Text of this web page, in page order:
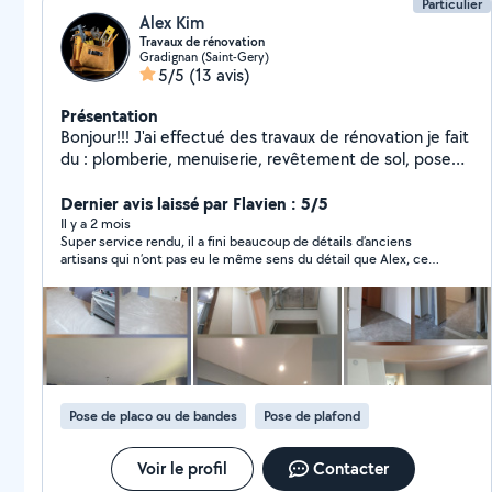
Particulier
Alex Kim
Travaux de rénovation
Gradignan (Saint-Gery)
5/5 (13 avis)
Présentation
Bonjour!!! J'ai effectué des travaux de rénovation je fait
du : plomberie, menuiserie, revêtement de sol, pose
peinture, électricité domestique, montage de
meubles, installation de cuisines...
Dernier avis laissé par Flavien : 5/5
Il y a 2 mois
Super service rendu, il a fini beaucoup de détails d’anciens
artisans qui n’ont pas eu le même sens du détail que Alex, ce
Pose de placo ou de bandes Pose de plafond
Voir le profil Contacter